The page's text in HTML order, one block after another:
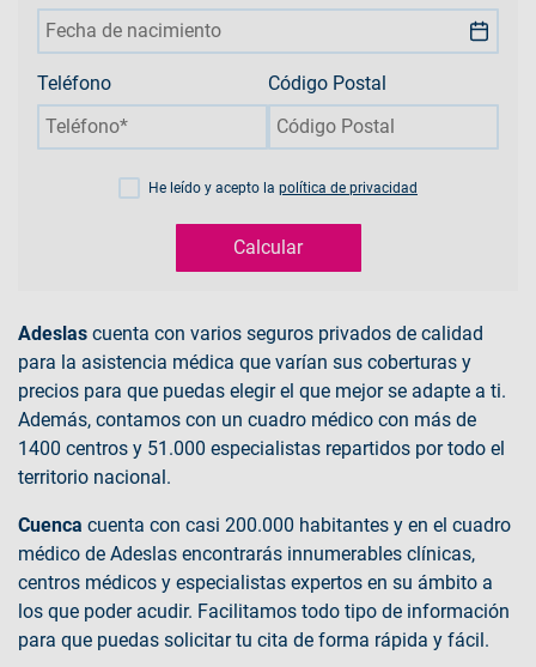
Teléfono Código Postal
He leído y acepto la política de privacidad
Calcular
Adeslas cuenta con varios seguros privados de calidad
para la asistencia médica que varían sus coberturas y
precios para que puedas elegir el que mejor se adapte a ti.
Además, contamos con un cuadro médico con más de
1400 centros y 51.000 especialistas repartidos por todo el
territorio nacional.
Cuenca cuenta con casi 200.000 habitantes y en el cuadro
médico de Adeslas encontrarás innumerables clínicas,
centros médicos y especialistas expertos en su ámbito a
los que poder acudir. Facilitamos todo tipo de información
para que puedas solicitar tu cita de forma rápida y fácil.